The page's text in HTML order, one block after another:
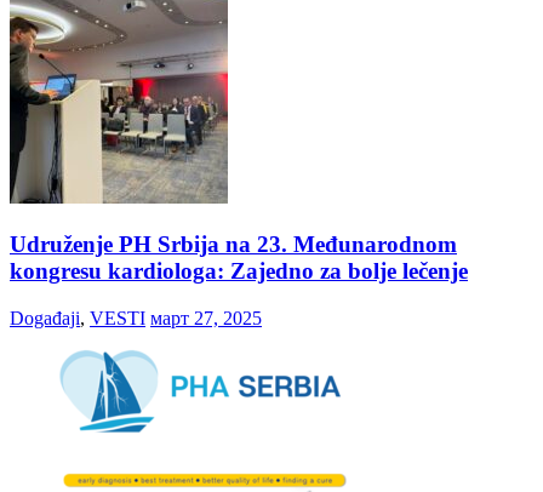
Udruženje PH Srbija na 23. Međunarodnom
kongresu kardiologa: Zajedno za bolje lečenje
Događaji, VESTI март 27, 2025